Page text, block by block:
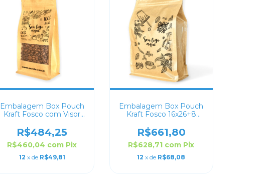
Embalagem Box Pouch
Kraft Fosco com Visor
R$484,25
R$460,04 com Pix
12 x de R$49,81
Embalagem Box Pouch
Kraft Fosco 16x26+8
R$661,80
R$628,71 com Pix
12 x de R$68,08